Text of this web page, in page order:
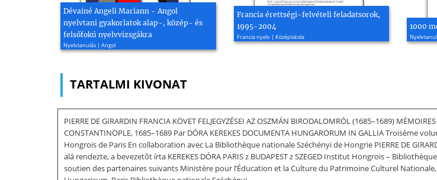
Dévainé Angeli Mariann - Angol
nyelvtani gyakorlatok alap-, közép- és
felsőfokú nyelvvizsgákra
Nyelvtanulás | Angol
Francia érettségi-felvételi feladatsorok,
1995-2004
Francia nyelv | Középiskola
1000
TARTALMI KIVONAT
PIERRE DE GIRARDIN FRANCIA KÖVET FELJEGYZÉSEI AZ OSZMÁN BIRODALOMRÓL (1685–1689)
CONSTANTINOPLE, 1685–1689 Par DÓRA KEREKES DOCUMENTA HUNGARORUM IN GALLIA
Hongrois de Paris En collaboration avec La Bibliothèque nationale Széchényi de Hongrie PIERRE DE
alá rendezte, a bevezetõt írta KEREKES DÓRA PARIS z BUDAPEST z SZEGED Institut Hongrois –
soutien des partenaires suivants Ministère pour l’Éducation et la Culture du Patrimoine Culturel